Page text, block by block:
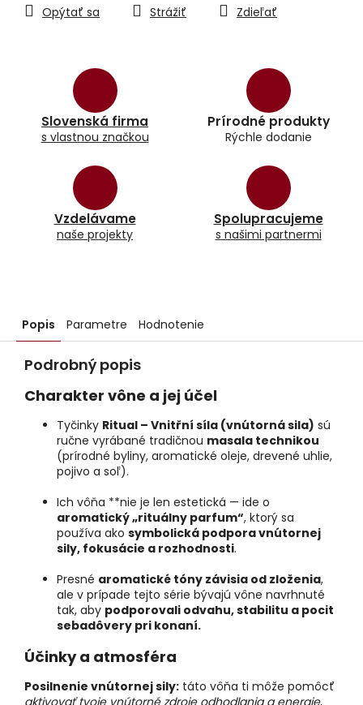
Slovenská firma
s vlastnou značkou
Prírodné produkty
Rýchle dodanie
Vzdelávame
naše projekty
Spolupracujeme
s našimi partnermi
Opýtať sa Strážiť Zdieľať
Popis Parametre Hodnotenie
Podrobný popis
Charakter vône a jej účel
Tyčinky Ritual – Vnitřní síla (vnútorná sila) sú
ručne vyrábané tradičnou masala technikou
(prírodné byliny, aromatické oleje, drevené uhlie,
pojivo a soľ).
Ich vôňa **nie je len estetická — ide o
aromatický „rituálny parfum“, ktorý sa
používa ako symbolická podpora vnútornej
sily, fokusácie a rozhodnosti.
Presné aromatické tóny závisia od zloženia,
ale v prípade tejto série bývajú vône navrhnuté
tak, aby podporovali odvahu, stabilitu a pocit
sebadôvery pri konaní.
Účinky a atmosféra
Posilnenie vnútornej sily: táto vôňa ti môže pomôcť